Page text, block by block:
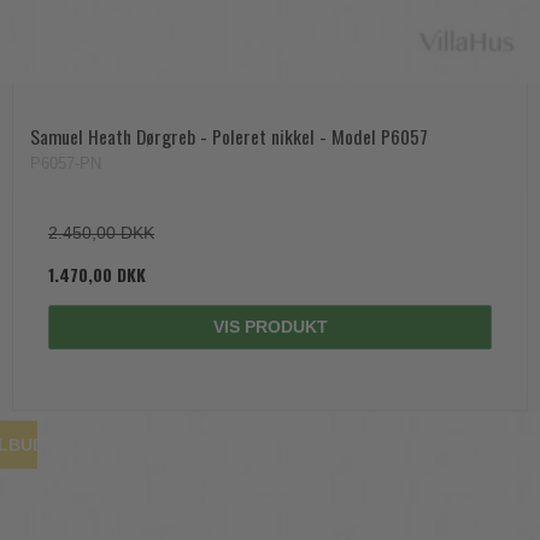
Samuel Heath Dørgreb - Poleret nikkel - Model P6057
2.450,00 DKK
1.470,00 DKK
VIS PRODUKT